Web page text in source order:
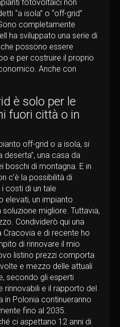
fotovoltaici non
“a isola” o “off-grid”
completamente
ha sviluppato una serie di
possono essere
e per costruire il proprio
Anche con
è solo per le
fuori città o in
off-grid o a isola, si
deserta”, una casa da
boschi di montagna. E in
c’è la possibilità di
costi di un tale
elevati, un impianto
migliore. Tuttavia,
Condividerò qui una
e di recente ho
di rinnovare il mio
listino prezzi comporta
e mezzo delle attuali
secondo gli esperti
rinnovabili e il rapporto del
in Polonia continueranno
fino al 2035.
ci aspettano 12 anni di